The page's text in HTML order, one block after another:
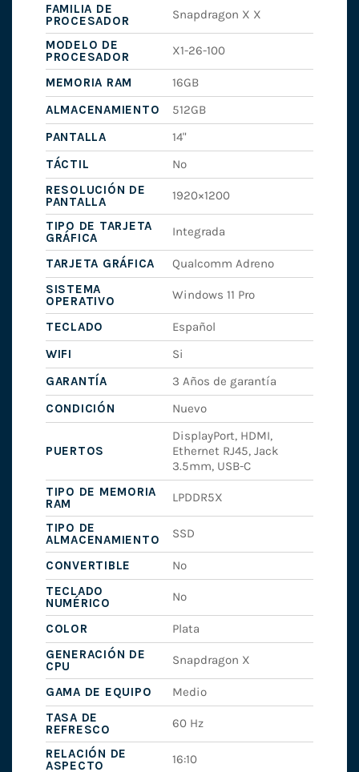
FAMILIA DE
PROCESADOR
Snapdragon X X
MODELO DE
PROCESADOR
X1-26-100
MEMORIA RAM
16GB
ALMACENAMIENTO
512GB
PANTALLA
14"
TÁCTIL
No
RESOLUCIÓN DE
PANTALLA
1920×1200
TIPO DE TARJETA
GRÁFICA
Integrada
TARJETA GRÁFICA
Qualcomm Adreno
SISTEMA
OPERATIVO
Windows 11 Pro
TECLADO
Español
WIFI
Si
GARANTÍA
3 Años de garantía
CONDICIÓN
Nuevo
PUERTOS
DisplayPort, HDMI,
Ethernet RJ45, Jack
3.5mm, USB-C
TIPO DE MEMORIA
RAM
LPDDR5X
TIPO DE
ALMACENAMIENTO
SSD
CONVERTIBLE
No
TECLADO
NUMÉRICO
No
COLOR
Plata
GENERACIÓN DE
CPU
Snapdragon X
GAMA DE EQUIPO
Medio
TASA DE
REFRESCO
60 Hz
RELACIÓN DE
ASPECTO
16:10